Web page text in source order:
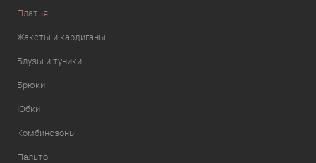
Платья
Жакеты и кардиганы
Блузы и туники
Брюки
Юбки
Комбинезоны
Пальто